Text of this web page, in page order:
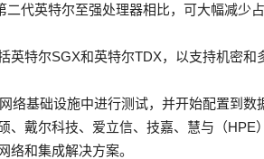
二代英特尔至强处理器相比，可大幅减少
英特尔SGX和英特尔TDX，以支持机密和
络基础设施中进行测试，并开始配置到数
、戴尔科技、爱立信、技嘉、慧与（HPE
络和集成解决方案。